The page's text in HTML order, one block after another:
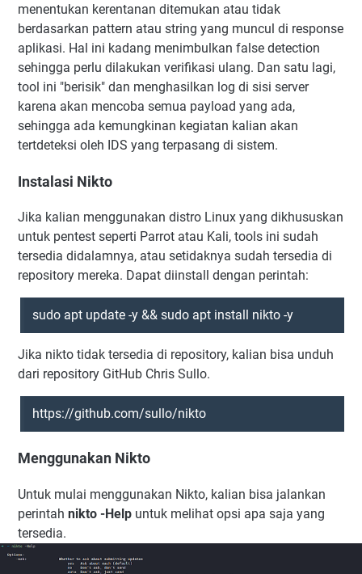
menentukan kerentanan ditemukan atau tidak
berdasarkan pattern atau string yang muncul di response
aplikasi. Hal ini kadang menimbulkan false detection
sehingga perlu dilakukan verifikasi ulang. Dan satu lagi,
tool ini "berisik" dan menghasilkan log di sisi server
karena akan mencoba semua payload yang ada,
sehingga ada kemungkinan kegiatan kalian akan
tertdeteksi oleh IDS yang terpasang di sistem.
Instalasi Nikto
Jika kalian menggunakan distro Linux yang dikhususkan
untuk pentest seperti Parrot atau Kali, tools ini sudah
tersedia didalamnya, atau setidaknya sudah tersedia di
repository mereka. Dapat diinstall dengan perintah:
sudo apt update -y && sudo apt install nikto -y
Jika nikto tidak tersedia di repository, kalian bisa unduh
dari repository GitHub Chris Sullo.
https://github.com/sullo/nikto
Menggunakan Nikto
Untuk mulai menggunakan Nikto, kalian bisa jalankan
perintah nikto -Help untuk melihat opsi apa saja yang
tersedia.